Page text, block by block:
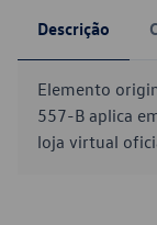
Descrição
Elemento
557-B aplica
loja virtual